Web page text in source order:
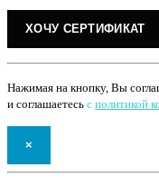
Нажимая на кнопку, Вы
и соглашаетесь с политикой
×